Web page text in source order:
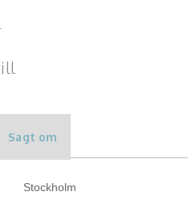
sin första verkliga
stärkande krafter.
Sagt om
Stockholm